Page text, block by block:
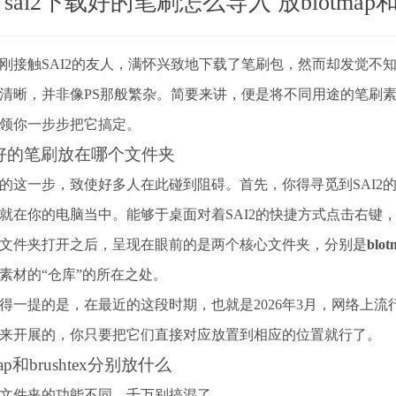
接触SAI2的友人，满怀兴致地下载了笔刷包，然而却发觉不
晰，并非像PS那般繁杂。简要来讲，便是将不同用途的笔刷
你一步步把它搞定。
的笔刷放在哪个文件夹
这一步，致使好多人在此碰到阻碍。首先，你得寻觅到SAI2
在你的电脑当中。能够于桌面对着SAI2的快捷方式点击右键
件夹打开之后，呈现在眼前的是两个核心文件夹，分别是
材的“仓库”的所在之处。
一提的是，在最近的这段时期，也就是2026年3月，网络上
开展的，你只要把它们直接对应放置到相应的位置就行了。
和brushtex分别放什么